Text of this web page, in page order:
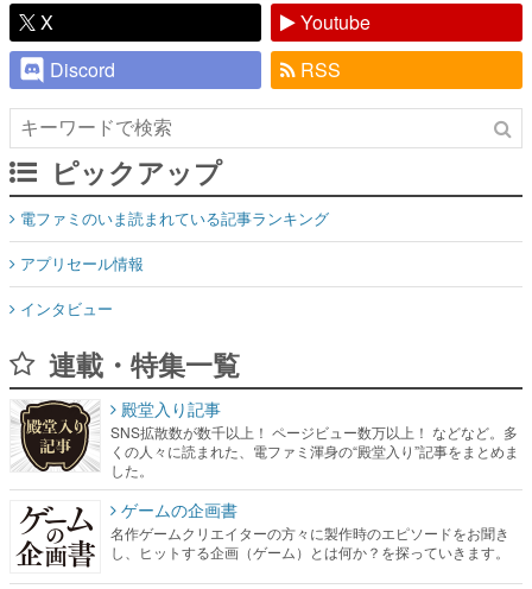
X
Youtube
Discord
RSS
ピックアップ
電ファミのいま読まれている記事ランキング
アプリセール情報
インタビュー
連載・特集一覧
殿堂入り記事
SNS拡散数が数千以上！ ページビュー数万以上！ などなど。多
くの人々に読まれた、電ファミ渾身の“殿堂入り”記事をまとめま
した。
ゲームの企画書
名作ゲームクリエイターの方々に製作時のエピソードをお聞き
し、ヒットする企画（ゲーム）とは何か？を探っていきます。